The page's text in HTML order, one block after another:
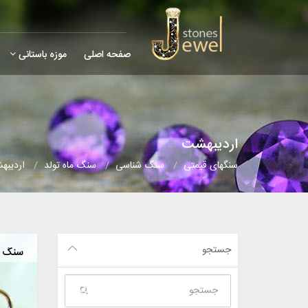
صفحه اصلی موزه باستانی
اردیبهشت
سنگهای قیمتی سنگ شناسی سنگ ماه تولد
جستجو سنگ